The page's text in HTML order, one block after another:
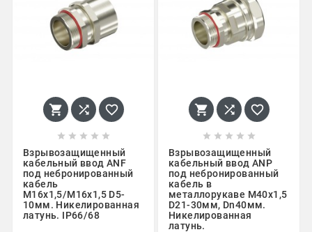
  
    
Взрывозащищенный
кабельный ввод ANF
под небронированный
кабель
M16х1,5/M16х1,5 D5-
10мм. Никелированная
латунь. IP66/68
  
    
Взрывозащищенный
кабельный ввод ANP
под небронированный
кабель в
металлорукаве M40х1,5
D21-30мм, Dn40мм.
Никелированная
латунь.